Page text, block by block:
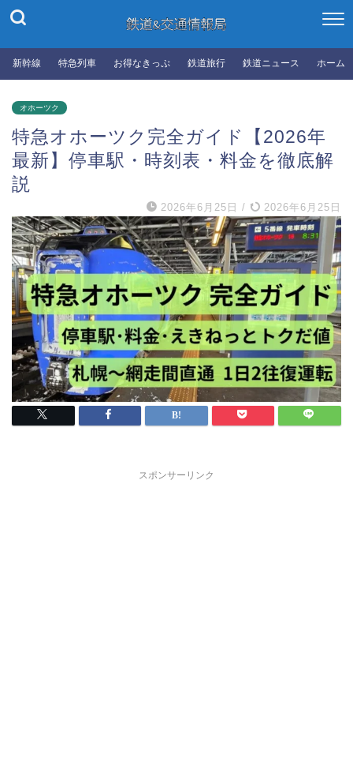
新幹線 特急列車 お得なきっぷ 鉄道旅行 鉄道ニュース ホーム
オホーツク
特急オホーツク完全ガイド【2026年
最新】停車駅・時刻表・料金を徹底解
説
2026年6月25日 / 2026年6月25日
スポンサーリンク